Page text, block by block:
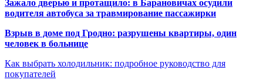
Зажало дверью и протащило: в Барановичах осудили
водителя автобуса за травмирование пассажирки
Взрыв в доме под Гродно: разрушены квартиры, один
человек в больнице
Как выбрать холодильник: подробное руководство для
покупателей